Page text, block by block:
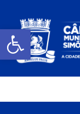
Open toolbar